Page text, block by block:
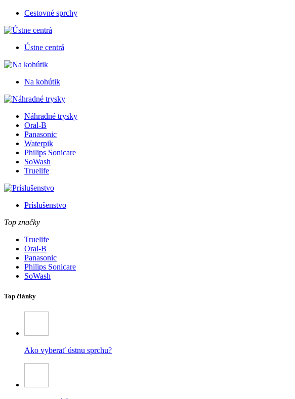
Cestovné sprchy
Ústne centrá
Na kohútik
Náhradné trysky
Oral-B
Panasonic
Waterpik
Philips Sonicare
SoWash
Truelife
Príslušenstvo
Top značky
Truelife
Oral-B
Panasonic
Philips Sonicare
SoWash
Top články
Ako vyberať ústnu sprchu?